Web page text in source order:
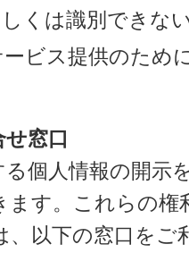
くは識別できな
ビス提供のため
窓口
個人情報の開示
ます。これらの権
以下の窓口をご